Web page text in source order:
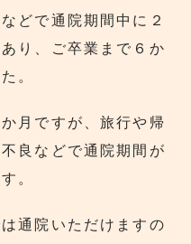
どで通院期間中に２
り、ご卒業まで６か
。
月ですが、旅行や帰
良などで通院期間が
。
通院いただけますの